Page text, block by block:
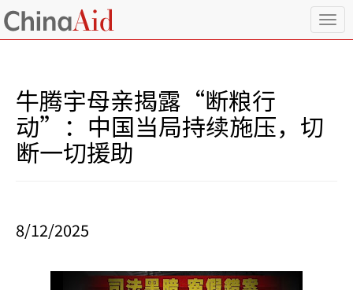
T
o
牛腾宇母亲揭露“断粮行
动”：中国当局持续施压，切
断一切援助
8/12/2025